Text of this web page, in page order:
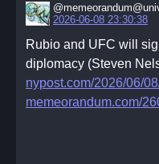
2026-06-08 23:30:38
Rubio and UFC will
diplomacy (Steven
nypost.com/2026/06/
memeorandum.com/